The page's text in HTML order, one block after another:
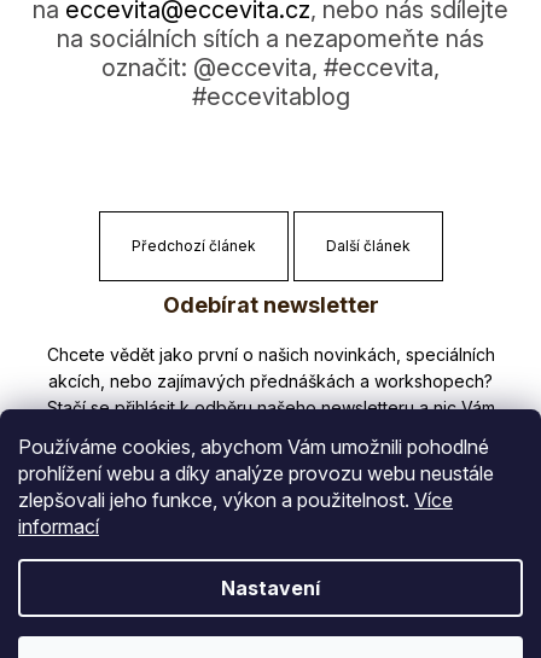
Používáme cookies, abychom Vám umožnili pohodlné
prohlížení webu a díky analýze provozu webu neustále
zlepšovali jeho funkce, výkon a použitelnost. Více
informací
Nastavení
na eccevita@eccevi­ta.cz, nebo nás sdílejte
na sociálních sítích a nezapomeňte nás
označit: @eccevita, #eccevita,
#eccevitablog
Předchozí článek Další článek
a
Odebírat newsletter
Nezmeškejte žádné novinky či slevy!
E-mail
Vložením e-mailu souhlasíte s
podmínkami ochrany osobních údajů